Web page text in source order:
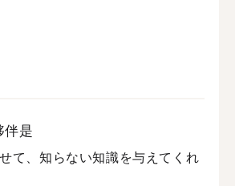
伴是
て、知らない知識を与えてくれ